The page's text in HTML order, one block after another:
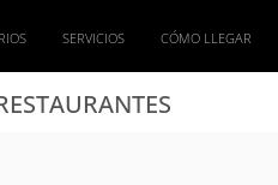
SERVICIOS CÓMO LLEGAR